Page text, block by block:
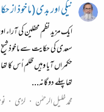
نیکی اور بدی (ماخوذ
ایک مزید نظم محفلین کی
سعدی کی حکایت سے ماخوذ
حکمراں آیا وہیں ظلم اُس کا
تھا پہلے دوگانہ...
محمد خلیل الرحمٰن
لڑی